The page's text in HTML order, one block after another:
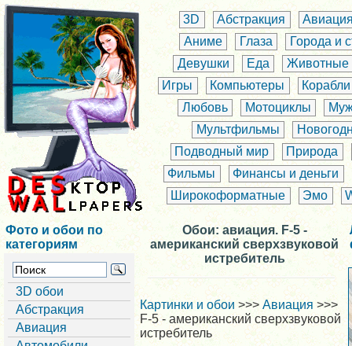
3D Абстракция
Аниме
Глаза
Города и
Девушки
Еда
Животные
Игры
Компьютеры
Корабли
Любовь
Мотоциклы
Мультфильмы
Подводный мир
Природа
Фильмы
Финансы и деньги
Широкоформатные
Эмо
Фото и обои по
категориям
3D обои
Абстракция
Авиация
Обои: авиация. F-5 -
американский сверхзвуковой
истребитель
Картинки и обои >>> Авиация >>>
F-5 - американский сверхзвуковой
истребитель